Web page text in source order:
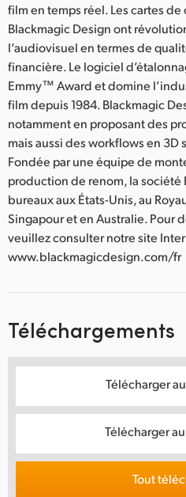
film en temps réel. Les cartes
Blackmagic Design ont
l’audiovisuel en termes de
financière. Le logiciel
Emmy™ Award et domine
film depuis 1984. Blackmagic
notamment en proposant des
mais aussi des workflows en 3D
Fondée par une équipe de
production de renom, la société
bureaux aux États-Unis, au
Singapour et en Australie. Pour
veuillez consulter notre site
www.blackmagicdesign.com/fr
Téléchargements
Télécharger
Télécharger
Tout